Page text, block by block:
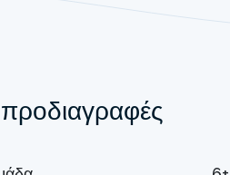
προδιαγραφές